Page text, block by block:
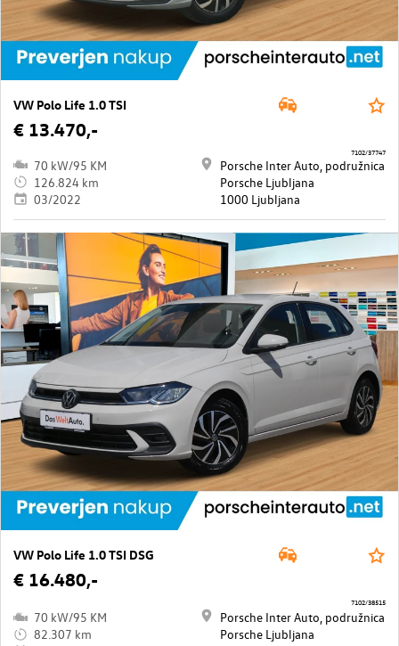
VW Polo Life 1.0 TSI
€ 13.470,-
70 kW/95 KM
126.824 km
03/2022
Porsche Inter Auto, podružnica
Porsche Ljubljana
1000 Ljubljana
7102/37747
VW Polo Life 1.0 TSI DSG
€ 16.480,-
70 kW/95 KM
82.307 km
Porsche Inter Auto, podružnica
Porsche Ljubljana
7102/38515